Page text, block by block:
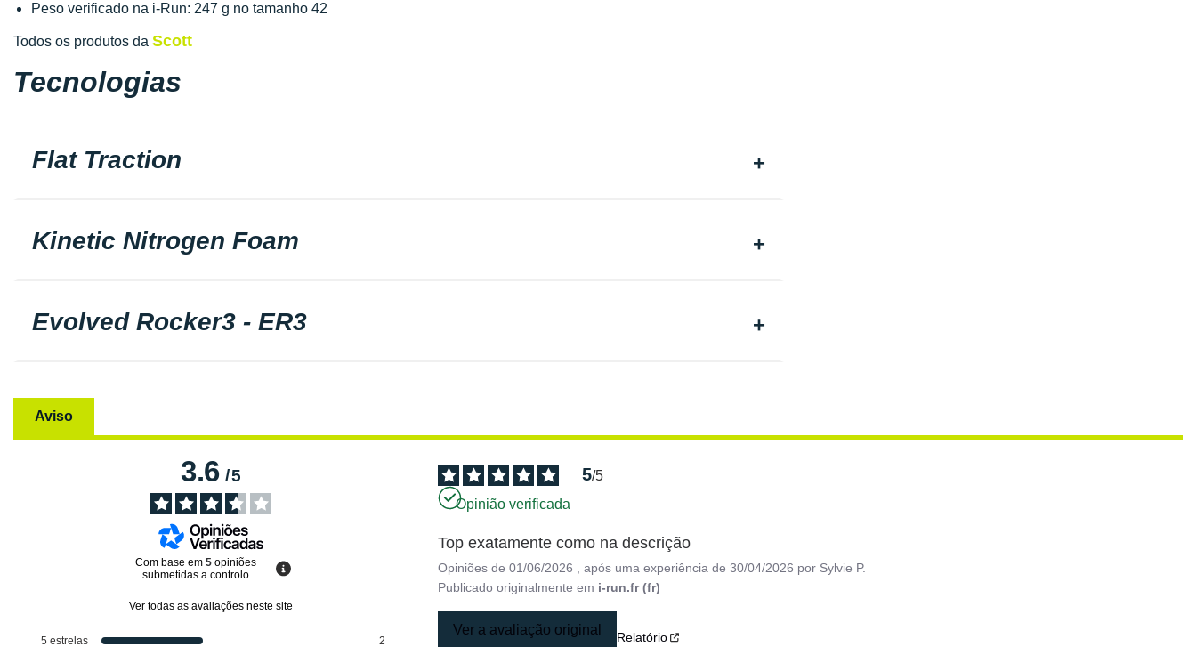
Peso verificado na i-Run: 247 g no tamanho 42
Todos os produtos da Scott
Tecnologias
Flat Traction
Kinetic Nitrogen Foam
Evolved Rocker3 - ER3
Aviso
3.6/5
Com base em5 opiniões
submetidas a controlo
Ver todas as avaliações neste site
5 estrelas
2
5/5
Opinião verificada
Top exatamente como na descrição
Opiniões de01/06/2026 , após uma experiência de30/04/2026 por Sylvie P.
Publicado originalmente em i-run.fr (fr)
Ver a avaliação original Relatório